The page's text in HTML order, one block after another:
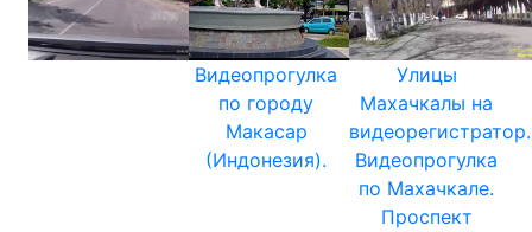
Видеопрогулка
по городу
Макасар
(Индонезия).
Улицы
Махачкалы на
видеорегистратор.
Видеопрогулка
по Махачкале.
Проспект